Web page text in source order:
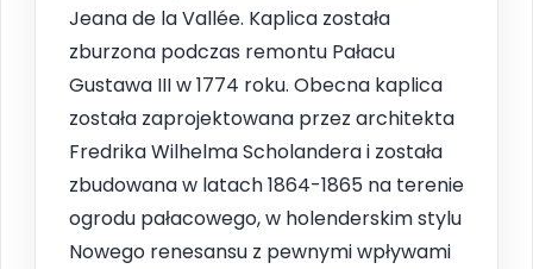
Jeana de la Vallée. Kaplica została
zburzona podczas remontu Pałacu
Gustawa III w 1774 roku. Obecna kaplica
została zaprojektowana przez architekta
Fredrika Wilhelma Scholandera i została
zbudowana w latach 1864-1865 na terenie
ogrodu pałacowego, w holenderskim stylu
Nowego renesansu z pewnymi wpływami